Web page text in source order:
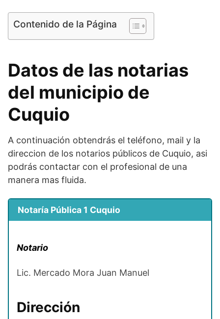
Contenido de la Página
Datos de las notarias
del municipio de
Cuquio
A continuación obtendrás el teléfono, mail y la
direccion de los notarios públicos de Cuquio, asi
podrás contactar con el profesional de una
manera mas fluida.
Notaría Pública 1 Cuquio
Notario
Lic. Mercado Mora Juan Manuel
Dirección